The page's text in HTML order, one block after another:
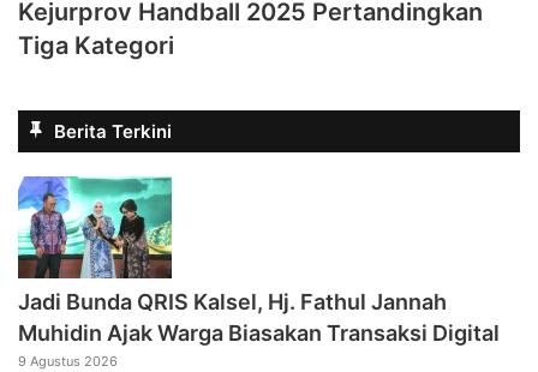
Kejurprov Handball 2025 Pertandingkan
Tiga Kategori
Berita Terkini
Jadi Bunda QRIS Kalsel, Hj. Fathul Jannah
Muhidin Ajak Warga Biasakan Transaksi Digital
9 Agustus 2026